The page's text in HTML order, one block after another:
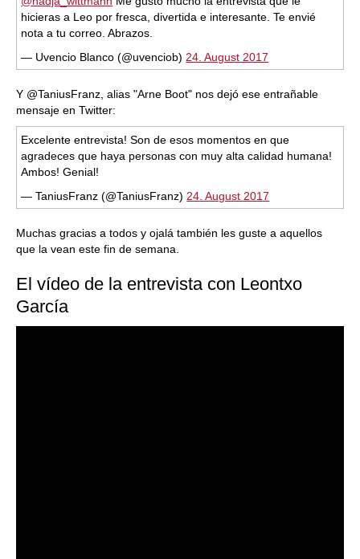
hicieras a Leo por fresca, divertida e interesante. Te envié
nota a tu correo. Abrazos.
— Uvencio Blanco (@uvenciob) 24. August 2017
Y @TaniusFranz, alias "Arne Boot" nos dejó ese entrañable
mensaje en Twitter:
Excelente entrevista! Son de esos momentos en que
agradeces que haya personas con muy alta calidad humana!
Ambos! Genial!
— TaniusFranz (@TaniusFranz) 24. August 2017
Muchas gracias a todos y ojalá también les guste a aquellos
que la vean este fin de semana.
El vídeo de la entrevista con Leontxo
García